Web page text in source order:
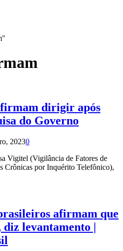
dirigir após
do Governo
20230
Vigitel (Vigilância de Fatores de
Crônicas por Inquérito Telefônico),
afirmam que
levantamento |